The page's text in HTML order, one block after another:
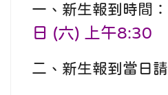
一、新生報到時間：
日 (六) 上午8:30
二、新生報到當日請